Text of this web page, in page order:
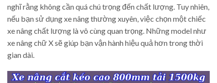
nghĩ rằng không cần quá chú trọng đến chất lượng. Tuy nhiên,
nếu bạn sử dụng xe nâng thường xuyên, việc chọn một chiếc
xe nâng chất lượng là vô cùng quan trọng. Những model như
xe nâng chữ X sẽ giúp bạn vận hành hiệu quả hơn trong thời
gian dài.